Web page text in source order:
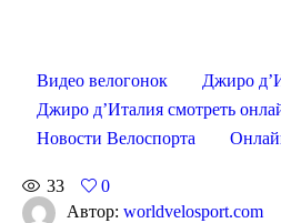
Видео велогонок
Джиро
Джиро д’Италия смотреть
Новости Велоспорта
33
0
Автор: worldvelosport.com